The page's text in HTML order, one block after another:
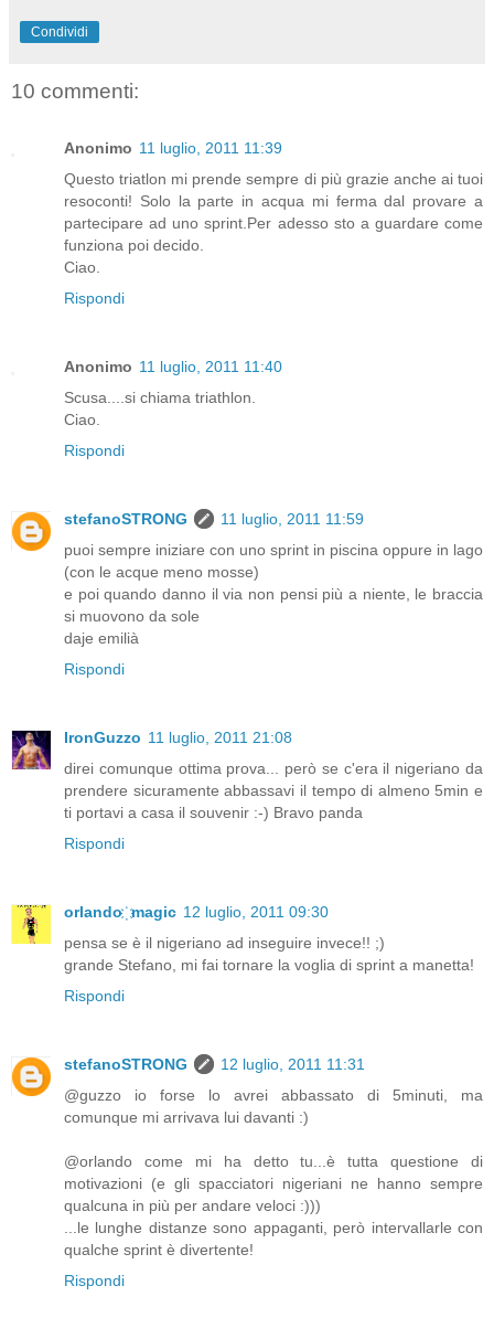
Condividi
10 commenti:
Anonimo 11 luglio, 2011 11:39
Questo triatlon mi prende sempre di più grazie anche ai tuoi
resoconti! Solo la parte in acqua mi ferma dal provare a
partecipare ad uno sprint.Per adesso sto a guardare come
funziona poi decido.
Ciao.
Rispondi
Anonimo 11 luglio, 2011 11:40
Scusa....si chiama triathlon.
Ciao.
Rispondi
stefanoSTRONG
11 luglio, 2011 11:59
puoi sempre iniziare con uno sprint in piscina oppure in lago
(con le acque meno mosse)
e poi quando danno il via non pensi più a niente, le braccia
si muovono da sole
daje emilià
Rispondi
IronGuzzo 11 luglio, 2011 21:08
direi comunque ottima prova... però se c'era il nigeriano da
prendere sicuramente abbassavi il tempo di almeno 5min e
ti portavi a casa il souvenir :-) Bravo panda
Rispondi
orlando ҉ magic 12 luglio, 2011 09:30
pensa se è il nigeriano ad inseguire invece!! ;)
grande Stefano, mi fai tornare la voglia di sprint a manetta!
Rispondi
stefanoSTRONG
12 luglio, 2011 11:31
@guzzo io forse lo avrei abbassato di 5minuti, ma
comunque mi arrivava lui davanti :)
@orlando come mi ha detto tu...è tutta questione di
motivazioni (e gli spacciatori nigeriani ne hanno sempre
qualcuna in più per andare veloci :)))
...le lunghe distanze sono appaganti, però intervallarle con
qualche sprint è divertente!
Rispondi